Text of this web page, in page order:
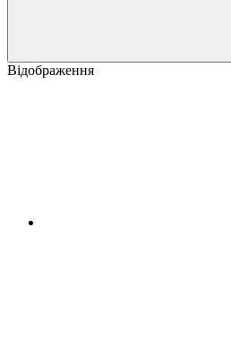
Відображення